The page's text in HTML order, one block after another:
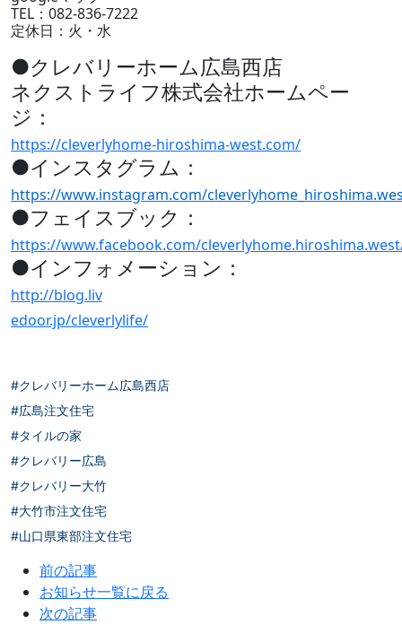
TEL：082-836-7222
定休日：火・水
●クレバリーホーム広島西店
ネクストライフ株式会社ホームペー
ジ：
https://cleverlyhome-hiroshima-west.com/
●インスタグラム：
https://www.instagram.com/
●フェイスブック：
https://www.facebook.com/
●インフォメーション：
http://blog.liv
edoor.jp/cleverlylife/
#クレバリーホーム広島西店
#広島注文住宅
#タイルの家
#クレバリー広島
#クレバリー大竹
#大竹市注文住宅
#山口県東部注文住宅
前の記事
お知らせ一覧に戻る
次の記事